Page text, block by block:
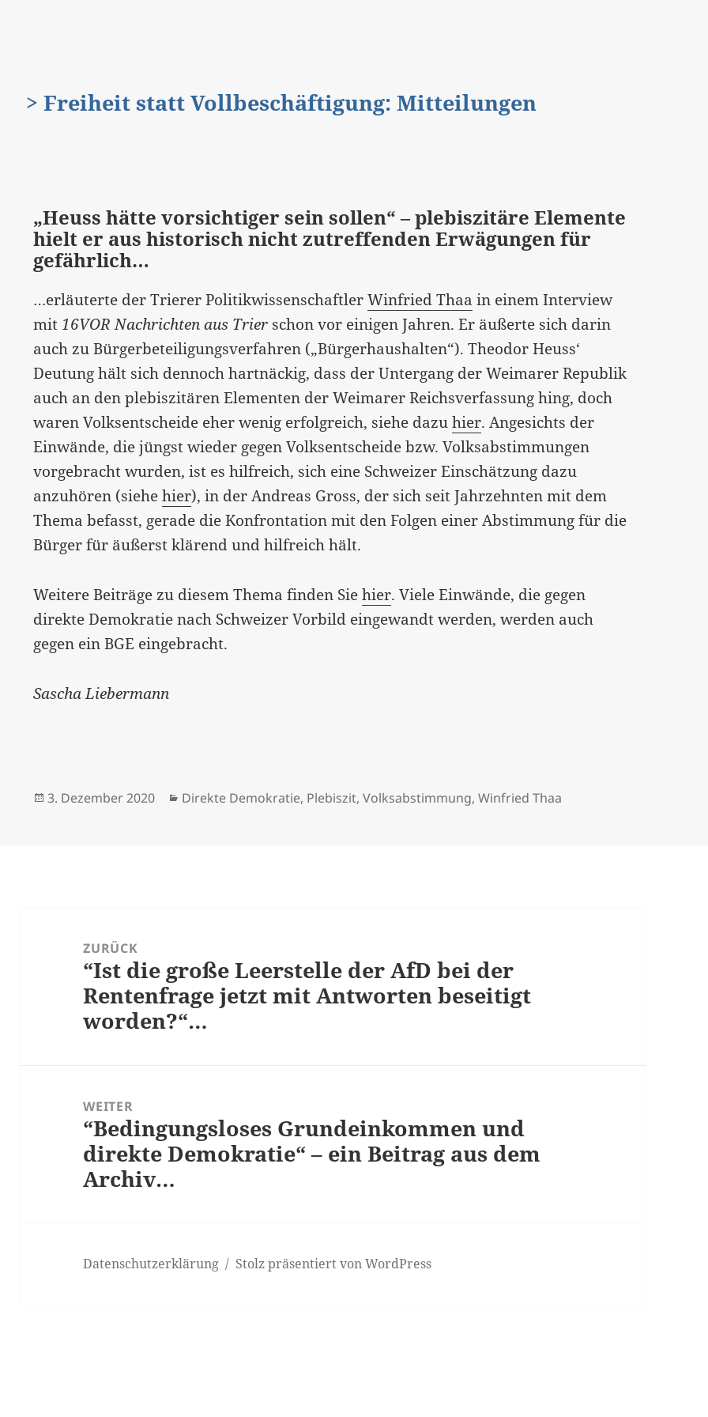
> Freiheit statt Vollbeschäftigung: Mitteilungen
„Heuss hätte vorsichtiger sein sollen“ – plebiszitäre Elemente
hielt er aus historisch nicht zutreffenden Erwägungen für
gefährlich…
…erläuterte der Trierer PolitikwissenschaftlerWinfried Thaa in einem Interview
mit16VOR Nachrichten aus Trier schon vor einigen Jahren. Er äußerte sich darin
auch zu Bürgerbeteiligungsverfahren („Bürgerhaushalten“). Theodor Heuss‘
Deutung hält sich dennoch hartnäckig, dass der Untergang der Weimarer Republik
auch an den plebiszitären Elementen der Weimarer Reichsverfassung hing, doch
waren Volksentscheide eher wenig erfolgreich, siehe dazuhier. Angesichts der
Einwände, die jüngst wieder gegen Volksentscheide bzw. Volksabstimmungen
vorgebracht wurden, ist es hilfreich, sich eine Schweizer Einschätzung dazu
anzuhören (siehehier), in der Andreas Gross, der sich seit Jahrzehnten mit dem
Thema befasst, gerade die Konfrontation mit den Folgen einer Abstimmung für die
Bürger für äußerst klärend und hilfreich hält.
Weitere Beiträge zu diesem Thema finden Siehier. Viele Einwände, die gegen
direkte Demokratie nach Schweizer Vorbild eingewandt werden, werden auch
gegen ein BGE eingebracht.
Sascha Liebermann
Veröffentlicht
3. Dezember 2020 Kategorien
Direkte Demokratie, Plebiszit,Volksabstimmung,Winfried Thaa
NavigationZURÜCK
Vorheriger
Beitrag:
“Ist die große Leerstelle der AfD bei der
Rentenfrage jetzt mit Antworten beseitigt
worden?“…
WEITER
Nächster
Beitrag:
“Bedingungsloses Grundeinkommen und
direkte Demokratie“ – ein Beitrag aus dem
Archiv…
Datenschutzerklärung Stolz präsentiert von WordPress